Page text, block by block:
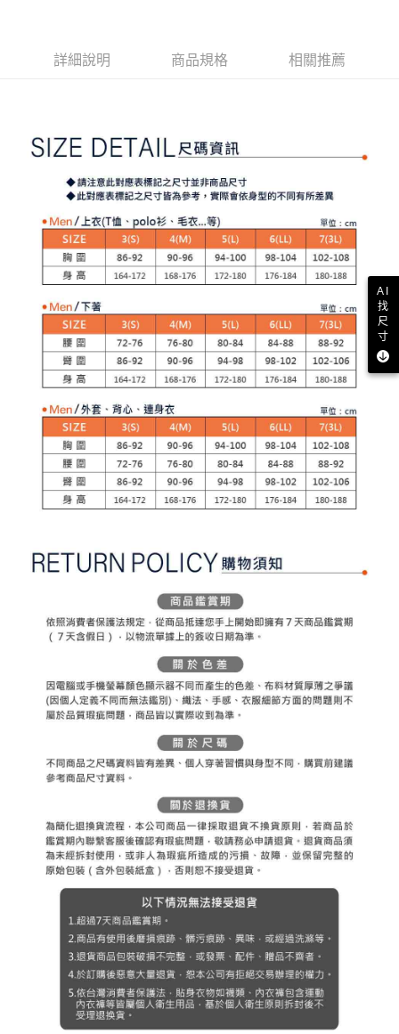
【繳款方式說明】
1.分期款項不併入電信帳單，「大哥付你分期」於每月結算日後寄送繳費提
【注意事項】
1.本服務係由「台灣大哥大股份有限公司」（以下簡稱本公司）所提供，讓
用戶於交易時，得透過本服務購買商品或服務，並由商店將買賣／分期付款
買賣價金債權讓與本公司後，依約使用本公司帳單繳交帳款。
2.基於同意付款使用「大哥付你分期」之契約關係目的，商店將以您的個人
資料（包含姓名、電話或地址）提供予台灣大哥大進項蒐集、處理及利用，
由本公司與您本人進行分期帳單所需資料之確認、核對及更正。
3.完整用戶服務條款，請詳閱以下連結：
https://oppay.tw/userRule
３．收到繳費通知簡訊後14天內，點擊此簡訊中的連結，可透過四大超商／
ATM／網路銀行／等多元方式進行付款，方視為交易完成。
購買商品的店家。未經商家同意取消之訂單仍視為有效，需透過AFTEE先享
後付繳納相關費用。
※ 交易是否成功請以「AFTEE先享後付 」之結帳頁面顯示為準，若有關於
是否繳費成功／繳費後需取消欲退款等相關疑問，請聯繫「AFTEE先享後付
客戶支援中心」https://netprotections.freshdesk.com/support/home
【注意事項】
１．透過由恩沛科技股份有限公司提供之「AFTEE先享後付」服務完成之交
易，需依本服務之必要範圍內提供個人資料，並將交易相關給付款項請求債
權轉讓予恩沛科技股份有限公司。
２．關於個人資料處理事宜，請瀏覽以下網址：
https://aftee.tw/terms/#terms3
３．未成年的使用者請事先徵得法定代理人或監護人之同意方可使用
任。
４．使用「AFTEE先享後付」時，將依據個別帳號之用戶狀況，依本公司即
時審查核予不同之上限額度；若仍有額度不足之情形，本公司將視審查結果
請求用戶進行身份認證。
５．嚴禁一人註冊多個帳號或使用他人資訊註冊。若發現惡意使用之情形，
恩沛科技股份有限公司將有權停止該用戶之使用額度並採取法律行動。
全家取貨付款
付款後萊爾富取貨
免運費
7-11取貨付款
免運費
付款後7-11取貨
免運費
離島宅配
免運費
詳細說明 商品規格 相關推薦
AI
找
尺
寸